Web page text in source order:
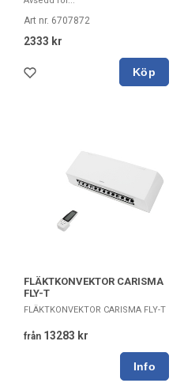
Art nr. 6707872
2333 kr
Köp
FLÄKTKONVEKTOR CARISMA
FLY-T
FLÄKTKONVEKTOR CARISMA FLY-T
från 13283 kr